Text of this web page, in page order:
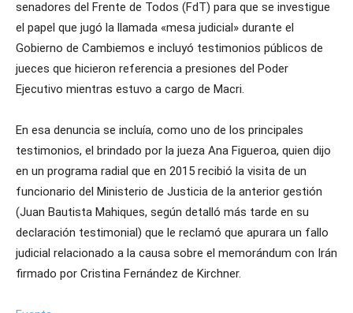
senadores del Frente de Todos (FdT) para que se investigue
el papel que jugó la llamada «mesa judicial» durante el
Gobierno de Cambiemos e incluyó testimonios públicos de
jueces que hicieron referencia a presiones del Poder
Ejecutivo mientras estuvo a cargo de Macri.
En esa denuncia se incluía, como uno de los principales
testimonios, el brindado por la jueza Ana Figueroa, quien dijo
en un programa radial que en 2015 recibió la visita de un
funcionario del Ministerio de Justicia de la anterior gestión
(Juan Bautista Mahiques, según detalló más tarde en su
declaración testimonial) que le reclamó que apurara un fallo
judicial relacionado a la causa sobre el memorándum con Irán
firmado por Cristina Fernández de Kirchner.